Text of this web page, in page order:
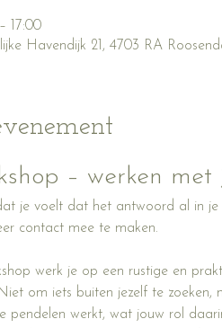
17:00
Havendijk 21, 4703 RA
– werken met
je voelt dat het antwoord al in
contact mee te maken.
werk je op een rustige en
om iets buiten jezelf te zoeken,
pendelen werkt, wat jouw rol